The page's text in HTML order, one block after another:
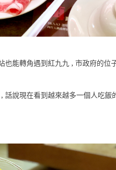
也能轉角遇到紅九九 , 市政府的位
說現在看到越來越多一個人吃飯